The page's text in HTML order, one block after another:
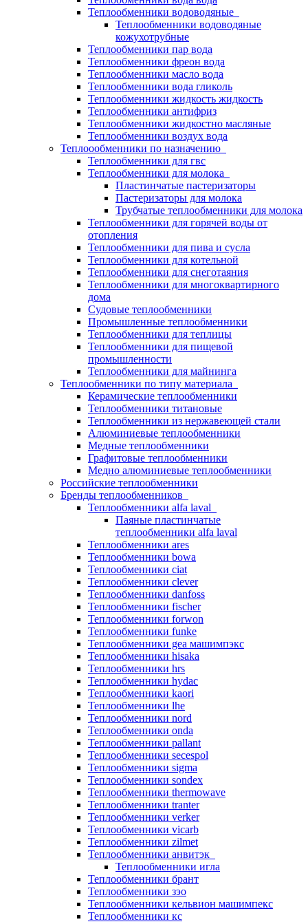
Теплообменники водоводяные
Теплообменники водоводяные
кожухотрубные
Теплообменники пар вода
Теплообменники фреон вода
Теплообменники масло вода
Теплообменники вода гликоль
Теплообменники жидкость жидкость
Теплообменники антифриз
Теплообменники жидкостно масляные
Теплообменники воздух вода
Теплоообменники по назначению
Теплообменники для гвс
Теплообменники для молока
Пластинчатые пастеризаторы
Пастеризаторы для молока
Трубчатые теплообменники для молока
Теплообменники для горячей воды от
отопления
Теплообменники для пива и сусла
Теплообменники для котельной
Теплообменники для снеготаяния
Теплообменники для многоквартирного
дома
Судовые теплообменники
Промышленные теплообменники
Теплообменники для теплицы
Теплообменники для пищевой
промышленности
Теплообменники для майнинга
Теплообменники по типу материала
Керамические теплообменники
Теплообменники титановые
Теплообменники из нержавеющей стали
Алюминиевые теплообменники
Медные теплообменники
Графитовые теплообменники
Медно алюминиевые теплообменники
Российские теплообменники
Бренды теплообменников
Теплообменники alfa laval
Паяные пластинчатые
теплообменники alfa laval
Теплообменники ares
Теплообменники bowa
Теплообменники ciat
Теплообменники clever
Теплообменники danfoss
Теплообменники fischer
Теплообменники forwon
Теплообменники funke
Теплообменники gea машимпэкс
Теплообменники hisaka
Теплообменники hrs
Теплообменники hydac
Теплообменники kaori
Теплообменники lhe
Теплообменники nord
Теплообменники onda
Теплообменники pallant
Теплообменники secespol
Теплообменники sigma
Теплообменники sondex
Теплообменники thermowave
Теплообменники tranter
Теплообменники verker
Теплообменники vicarb
Теплообменники zilmet
Теплообменники анвитэк
Теплообменники игла
Теплообменники брант
Теплообменники зэо
Теплообменники кельвион машимпекс
Теплообменники кс